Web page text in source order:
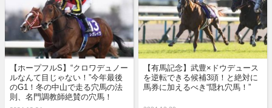
【ホープフルS】“クロワデュノー
ルなんて目じゃない！”今年最後
のG1！冬の中山で走る穴馬の法
則、名門調教師絶賛の穴馬！
【有馬記念】武豊×ドウデュース
を逆転できる候補3頭！と絶対に
馬券に加えるべき“隠れ穴馬！”